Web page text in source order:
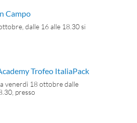
Campo
dalle 16 alle 18.30 si
Trofeo ItaliaPack
venerdì 18 ottobre dalle
presso